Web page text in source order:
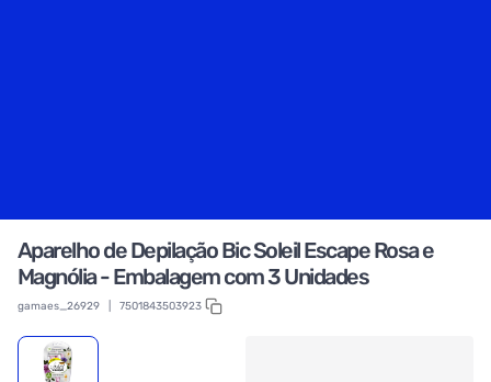
Aparelho de Depilação Bic Soleil Escape Rosa e
Magnólia - Embalagem com 3 Unidades
gamaes_26929 7501843503923